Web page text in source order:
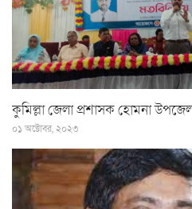
কুমিল্লা জেলা প্রশাসক হোমনা
০১ অক্টোবর, ২০২৩